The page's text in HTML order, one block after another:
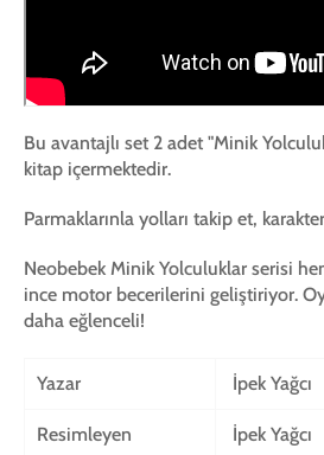
Bu avantajlı set 2 adet "Minik
kitap içermektedir.
Parmaklarınla yolları takip et,
Neobebek Minik Yolculuklar serisi
ince motor becerilerini geliştiriyor.
daha eğlenceli!
Yazar İpek Yağcı
Resimleyen İpek Yağcı